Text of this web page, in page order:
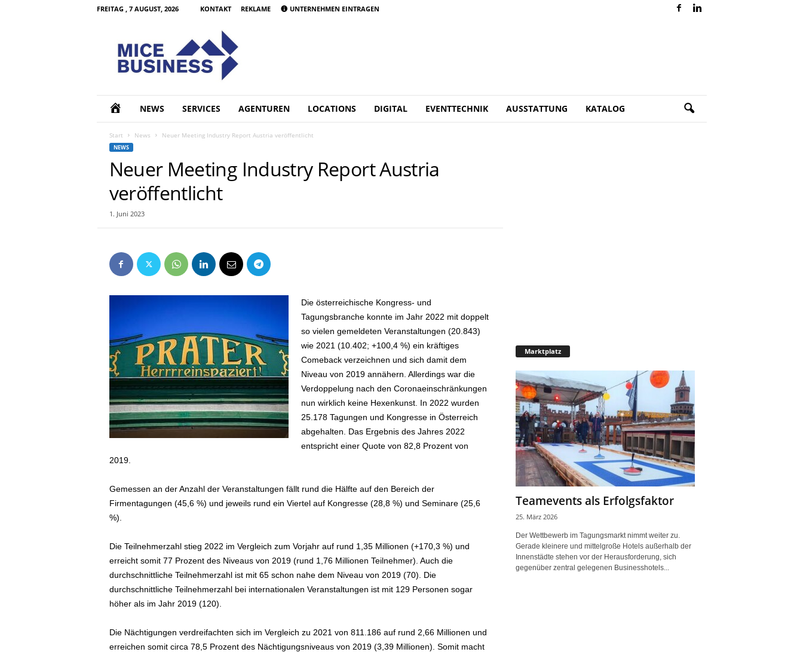
FREITAG , 7 AUGUST, 2026 KONTAKT REKLAME UNTERNEHMEN EINTRAGEN
O
M
NEWS SERVICES AGENTUREN LOCATIONS DIGITAL EVENTTECHNIK AUSSTATTUNG KATALOG
Start News Neuer Meeting Industry Report Austria veröffentlicht
NEWS
Neuer Meeting Industry Report Austria
veröffentlicht
1. Juni 2023
Die österreichische Kongress- und
Tagungsbranche konnte im Jahr 2022 mit doppelt
so vielen gemeldeten Veranstaltungen (20.843)
wie 2021 (10.402; +100,4 %) ein kräftiges
Comeback verzeichnen und sich damit dem
Niveau von 2019 annähern. Allerdings war die
Verdoppelung nach den Coronaeinschränkungen
nun wirklich keine Hexenkunst. In 2022 wurden
25.178 Tagungen und Kongresse in Österreich
abgehalten. Das Ergebnis des Jahres 2022
entspricht einer Quote von 82,8 Prozent von
2019.
Gemessen an der Anzahl der Veranstaltungen fällt rund die Hälfte auf den Bereich der
Firmentagungen (45,6 %) und jeweils rund ein Viertel auf Kongresse (28,8 %) und Seminare (25,6
%).
Die Teilnehmerzahl stieg 2022 im Vergleich zum Vorjahr auf rund 1,35 Millionen (+170,3 %) und
erreicht somit 77 Prozent des Niveaus von 2019 (rund 1,76 Millionen Teilnehmer). Auch die
durchschnittliche Teilnehmerzahl ist mit 65 schon nahe dem Niveau von 2019 (70). Die
durchschnittliche Teilnehmerzahl bei internationalen Veranstaltungen ist mit 129 Personen sogar
höher als im Jahr 2019 (120).
Die Nächtigungen verdreifachten sich im Vergleich zu 2021 von 811.186 auf rund 2,66 Millionen und
erreichen somit circa 78,5 Prozent des Nächtigungsniveaus von 2019 (3,39 Millionen). Somit macht
Marktplatz
Teamevents als Erfolgsfaktor
25. März 2026
Der Wettbewerb im Tagungsmarkt nimmt weiter zu.
Gerade kleinere und mittelgroße Hotels außerhalb der
Innenstädte stehen vor der Herausforderung, sich
gegenüber zentral gelegenen Businesshotels...